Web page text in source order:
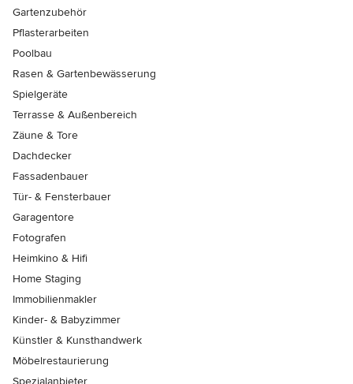
Gartenzubehör
Pflasterarbeiten
Poolbau
Rasen & Gartenbewässerung
Spielgeräte
Terrasse & Außenbereich
Zäune & Tore
Dachdecker
Fassadenbauer
Tür- & Fensterbauer
Garagentore
Fotografen
Heimkino & Hifi
Home Staging
Immobilienmakler
Kinder- & Babyzimmer
Künstler & Kunsthandwerk
Möbelrestaurierung